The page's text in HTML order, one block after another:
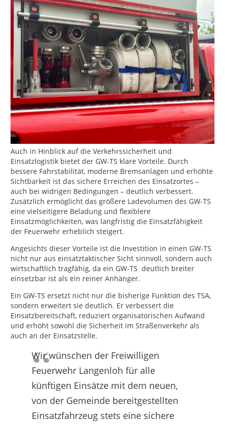
Auch in Hinblick auf die Verkehrssicherheit und
Einsatzlogistik bietet der GW-TS klare Vorteile. Durch
bessere Fahrstabilität, moderne Bremsanlagen und erhöhte
Sichtbarkeit ist das sichere Erreichen des Einsatzortes –
auch bei widrigen Bedingungen – deutlich verbessert.
Zusätzlich ermöglicht das größere Ladevolumen des GW-TS
eine vielseitigere Beladung und flexiblere
Einsatzmöglichkeiten, was langfristig die Einsatzfähigkeit
der Feuerwehr erheblich steigert.
Angesichts dieser Vorteile ist die Investition in einen GW-TS
nicht nur aus einsatztaktischer Sicht sinnvoll, sondern auch
wirtschaftlich tragfähig, da ein GW-TS deutlich breiter
einsetzbar ist als ein reiner Anhänger.
Ein GW-TS ersetzt nicht nur die bisherige Funktion des TSA,
sondern erweitert sie deutlich. Er verbessert die
Einsatzbereitschaft, reduziert organisatorischen Aufwand
und erhöht sowohl die Sicherheit im Straßenverkehr als
auch an der Einsatzstelle.
Wir wünschen der Freiwilligen
Feuerwehr Langenloh für alle
künftigen Einsätze mit dem neuen,
von der Gemeinde bereitgestellten
Einsatzfahrzeug stets eine sichere